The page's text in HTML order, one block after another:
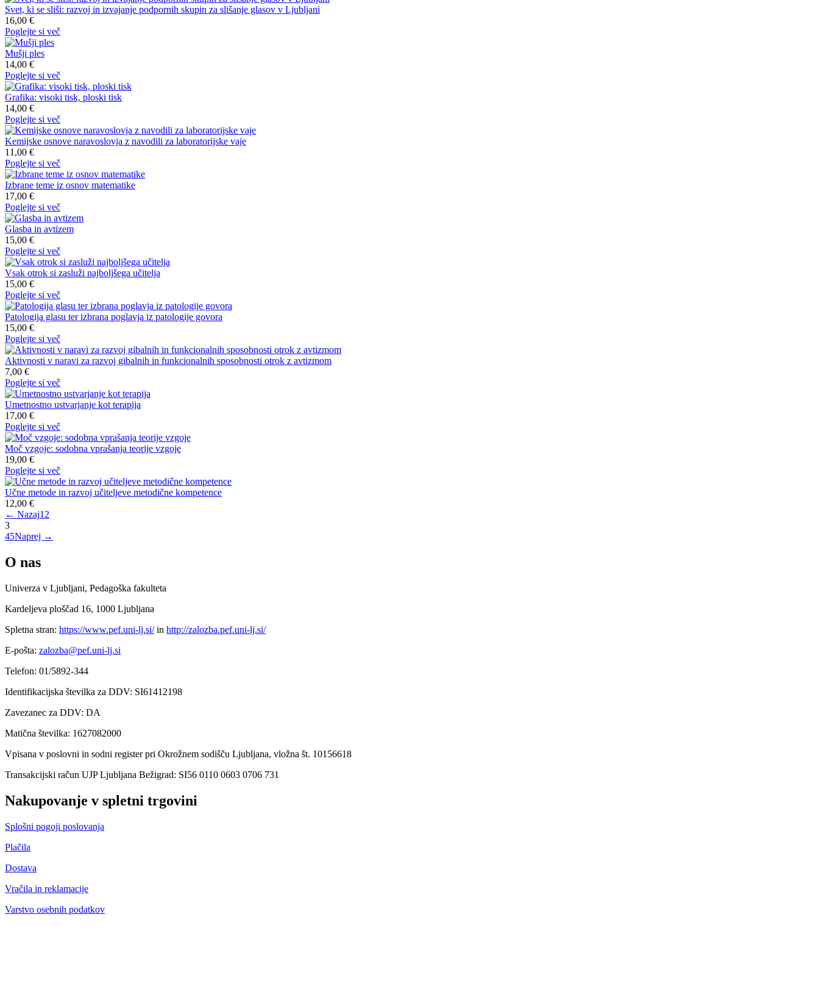
Svet, ki se sliši: razvoj in izvajanje podpornih skupin za slišanje glasov v Ljubljani
16,00 €
Poglejte si več
Mušji ples
14,00 €
Poglejte si več
Grafika: visoki tisk, ploski tisk
14,00 €
Poglejte si več
Kemijske osnove naravoslovja z navodili za laboratorijske vaje
11,00 €
Poglejte si več
Izbrane teme iz osnov matematike
17,00 €
Poglejte si več
Glasba in avtizem
15,00 €
Poglejte si več
Vsak otrok si zasluži najboljšega učitelja
15,00 €
Poglejte si več
Patologija glasu ter izbrana poglavja iz patologije govora
15,00 €
Poglejte si več
Aktivnosti v naravi za razvoj gibalnih in funkcionalnih sposobnosti otrok z avtizmom
7,00 €
Poglejte si več
Umetnostno ustvarjanje kot terapija
17,00 €
Poglejte si več
Moč vzgoje: sodobna vprašanja teorije vzgoje
19,00 €
Poglejte si več
Učne metode in razvoj učiteljeve metodične kompetence
12,00 €
← Nazaj1 2
3
45Naprej →
O nas
Univerza v Ljubljani, Pedagoška fakulteta
Kardeljeva ploščad 16, 1000 Ljubljana
Spletna stran: https://www.pef.uni-lj.si/in http://zalozba.pef.uni-lj.si/
E-pošta: zalozba@pef.uni-lj.si
Telefon: 01/5892-344
Identifikacijska številka za DDV: SI61412198
Zavezanec za DDV: DA
Matična številka: 1627082000
Vpisana v poslovni in sodni register pri Okrožnem sodišču Ljubljana, vložna št. 10156618
Transakcijski račun UJP Ljubljana Bežigrad: SI56 0110 0603 0706 731
Nakupovanje v spletni trgovini
Splošni pogoji poslovanja
Plačila
Dostava
Vračila in reklamacije
Varstvo osebnih podatkov